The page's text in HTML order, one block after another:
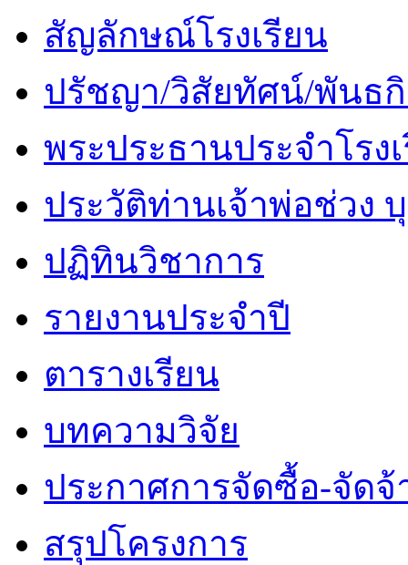
สัญลักษณ์โรงเรียน
ปรัชญา/วิสัยทัศน์/พันธ
พระประธานประจำโรง
ประวัติท่านเจ้าพ่อช่วง
ปฏิทินวิชาการ
รายงานประจำปี
ตารางเรียน
บทความวิจัย
ประกาศการจัดซื้อ-จัดจ้
สรุปโครงการ